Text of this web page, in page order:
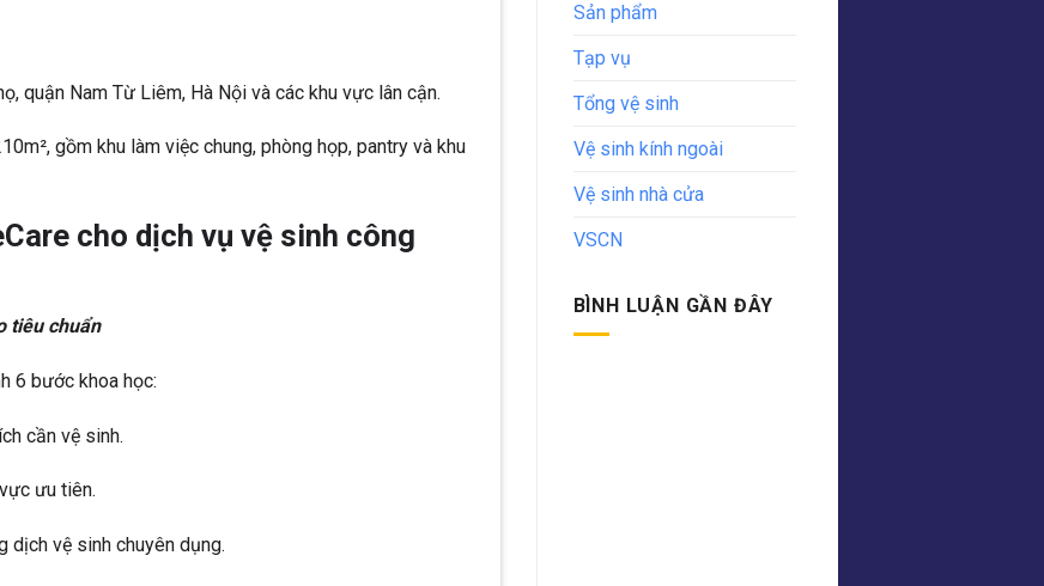
quận Nam Từ Liêm, Hà Nội và các khu vực lân cận.
gồm khu làm việc chung, phòng họp, pantry và khu
cho dịch vụ vệ sinh công
tiêu chuẩn
6 bước khoa học:
cần vệ sinh.
ưu tiên.
dịch vệ sinh chuyên dụng.
Sản phẩm
Tạp vụ
Tổng vệ sinh
Vệ sinh kính ngoài
Vệ sinh nhà cửa
VSCN
BÌNH LUẬN GẦN ĐÂY